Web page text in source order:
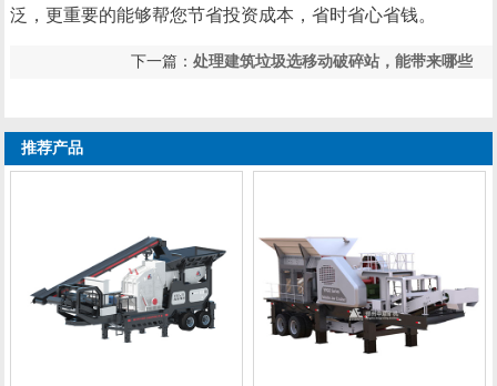
泛，更重要的能够帮您节省投资成本，省时省心省钱。
下一篇： 处理建筑垃圾选移动破碎站，能带来哪些
装备组成
推荐产品